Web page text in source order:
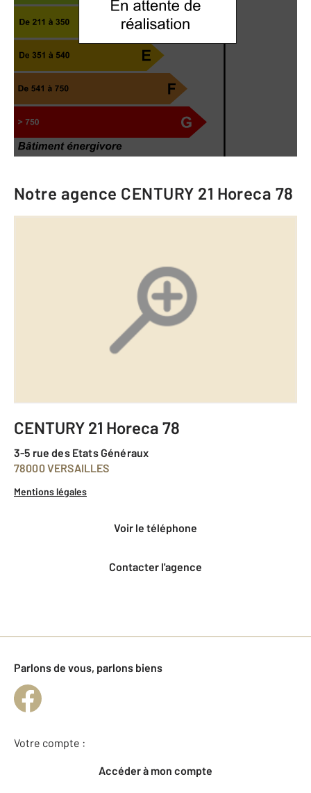
Notre agence CENTURY 21 Horeca 78
CENTURY 21 Horeca 78
3-5 rue des Etats Généraux
78000 VERSAILLES
Mentions légales
voir le téléphone
Contacter l'agence
Parlons de vous, parlons biens
Votre compte :
Accéder à mon compte